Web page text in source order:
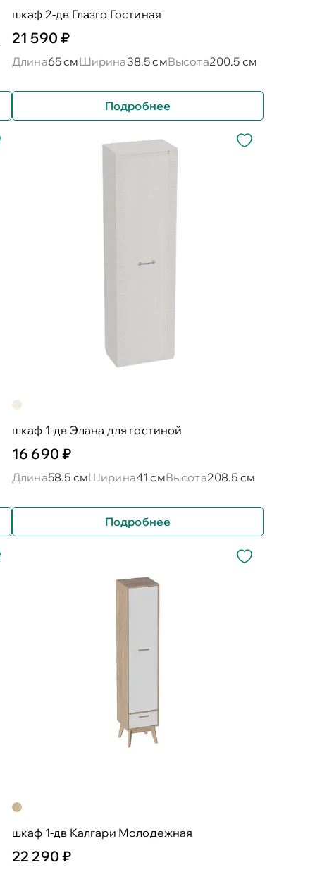
шкаф 2-дв Глазго Гостиная
21 590 ₽
Длина65 смШирина38.5 смВысота200.5 см
Подробнее
шкаф 1-дв Элана для гостиной
16 690 ₽
Длина58.5 смШирина41 смВысота208.5 см
Подробнее
шкаф 1-дв Калгари Молодежная
22 290 ₽